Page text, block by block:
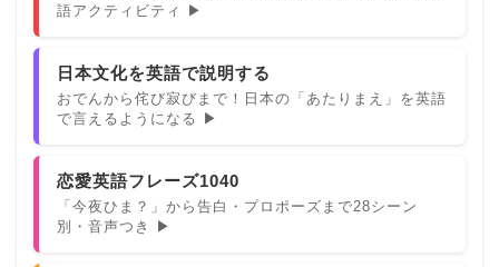
語アクティビティ ▶
日本文化を英語で説明する
おでんから侘び寂びまで！日本の「あたりまえ」を英語
で言えるようになる ▶
恋愛英語フレーズ1040
「今夜ひま？」から告白・プロポーズまで28シーン
別・音声つき ▶
原田高志の”ほぼ日刊”英語
学習＆大学入試英語コラム
“シン”・英会話スピード表
現